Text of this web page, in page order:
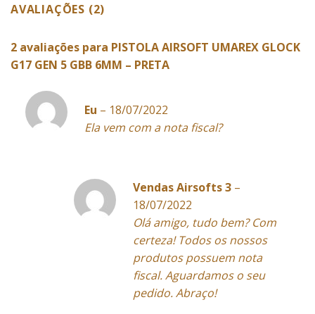
AVALIAÇÕES (2)
2 avaliações para PISTOLA AIRSOFT UMAREX GLOCK
G17 GEN 5 GBB 6MM – PRETA
Eu – 18/07/2022
Ela vem com a nota fiscal?
Vendas Airsofts 3 –
18/07/2022
Olá amigo, tudo bem? Com
certeza! Todos os nossos
produtos possuem nota
fiscal. Aguardamos o seu
pedido. Abraço!